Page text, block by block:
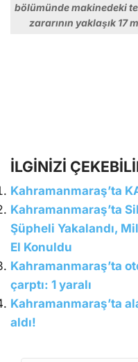
bölümünde makinedeki
zararının yaklaşık 17
İLGİNİZİ
Kahramanmaraş’ta
Kahramanmaraş’ta
Şüpheli Yakalandı,
El Konuldu
Kahramanmaraş’ta
çarptı: 1 yaralı
Kahramanmaraş’ta
aldı!